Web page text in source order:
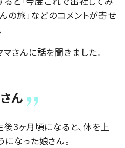
んの旅」などのコメントが寄せ
さんに話を聞きました。
ん
3ヶ月頃になると、体を上
なった娘さん。